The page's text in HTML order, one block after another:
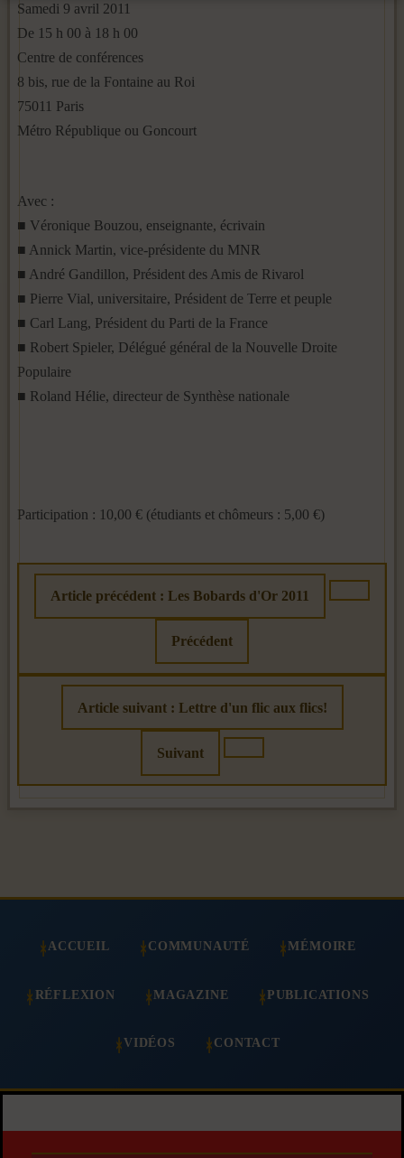
Samedi 9 avril 2011
De 15 h 00 à 18 h 00
Centre de conférences
8 bis, rue de la Fontaine au Roi
75011 Paris
Métro République ou Goncourt
Avec :
■ Véronique Bouzou, enseignante, écrivain
■ Annick Martin, vice-présidente du MNR
■ André Gandillon, Président des Amis de Rivarol
■ Pierre Vial, universitaire, Président de Terre et peuple
■ Carl Lang, Président du Parti de la France
■ Robert Spieler, Délégué général de la Nouvelle Droite
Populaire
■ Roland Hélie, directeur de Synthèse nationale
Participation : 10,00 € (étudiants et chômeurs : 5,00 €)
Article précédent : Les Bobards d'Or 2011
Précédent
Article suivant : Lettre d'un flic aux flics!
Suivant
ACCUEIL COMMUNAUTÉ MÉMOIRE
RÉFLEXION MAGAZINE PUBLICATIONS
VIDÉOS CONTACT